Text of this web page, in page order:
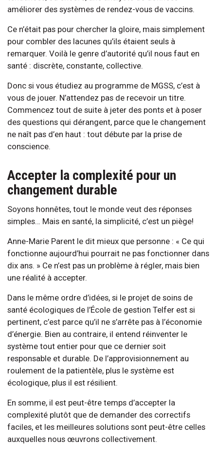
améliorer des systèmes de rendez-vous de vaccins.
Ce n’était pas pour chercher la gloire, mais simplement
pour combler des lacunes qu’ils étaient seuls à
remarquer. Voilà le genre d’autorité qu’il nous faut en
santé : discrète, constante, collective.
Donc si vous étudiez au programme de MGSS, c’est à
vous de jouer. N’attendez pas de recevoir un titre.
Commencez tout de suite à jeter des ponts et à poser
des questions qui dérangent, parce que le changement
ne naît pas d’en haut : tout débute par la prise de
conscience.
Accepter la complexité pour un
changement durable
Soyons honnêtes, tout le monde veut des réponses
simples… Mais en santé, la simplicité, c’est un piège!
Anne-Marie Parent le dit mieux que personne : « Ce qui
fonctionne aujourd’hui pourrait ne pas fonctionner dans
dix ans. » Ce n’est pas un problème à régler, mais bien
une réalité à accepter.
Dans le même ordre d’idées, si le projet de soins de
santé écologiques de l’École de gestion Telfer est si
pertinent, c’est parce qu’il ne s’arrête pas à l’économie
d’énergie. Bien au contraire, il entend réinventer le
système tout entier pour que ce dernier soit
responsable et durable. De l’approvisionnement au
roulement de la patientèle, plus le système est
écologique, plus il est résilient.
En somme, il est peut-être temps d’accepter la
complexité plutôt que de demander des correctifs
faciles, et les meilleures solutions sont peut-être celles
auxquelles nous œuvrons collectivement.